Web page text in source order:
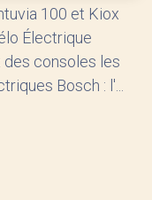
100 et Kiox
Électrique
des consoles les
Bosch : l'...